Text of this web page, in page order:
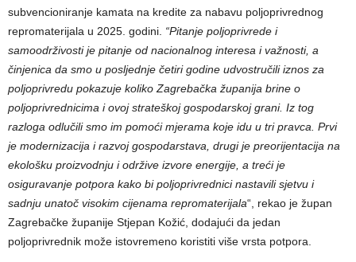
subvencioniranje kamata na kredite za nabavu poljoprivrednog
repromaterijala u 2025. godini. “Pitanje poljoprivrede i
samoodrživosti je pitanje od nacionalnog interesa i važnosti, a
činjenica da smo u posljednje četiri godine udvostručili iznos za
poljoprivredu pokazuje koliko Zagrebačka županija brine o
poljoprivrednicima i ovoj strateškoj gospodarskoj grani. Iz tog
razloga odlučili smo im pomoći mjerama koje idu u tri pravca. Prvi
je modernizacija i razvoj gospodarstava, drugi je preorijentacija na
ekološku proizvodnju i održive izvore energije, a treći je
osiguravanje potpora kako bi poljoprivrednici nastavili sjetvu i
sadnju unatoč visokim cijenama repromaterijala“, rekao je župan
Zagrebačke županije Stjepan Kožić, dodajući da jedan
poljoprivrednik može istovremeno koristiti više vrsta potpora.